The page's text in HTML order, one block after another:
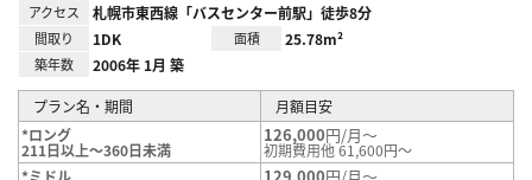
アクセス 札幌市東西線「バスセンター前駅」徒歩8分
間取り 1DK 面積 25.78m²
築年数 2006年 1月 築
プラン名・期間
月額目安
*ロング
211日以上～360日未満
126,000円/月～
初期費用他 61,600円～
*ミドル